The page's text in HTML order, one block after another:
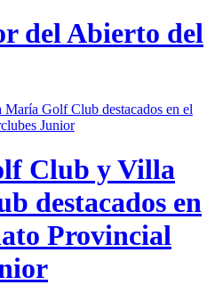
del Abierto del
Club y Villa
destacados en
Provincial